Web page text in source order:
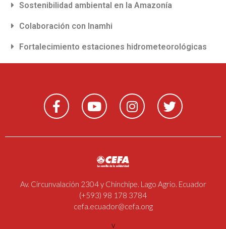
Sostenibilidad ambiental en la Amazonía
Colaboración con Inamhi
Fortalecimiento estaciones hidrometeorológicas
Av. Circunvalación 2304 y Chinchipe. Lago Agrio. Ecuador
(+593) 98 178 3784
cefa.ecuador@cefa.ong
v